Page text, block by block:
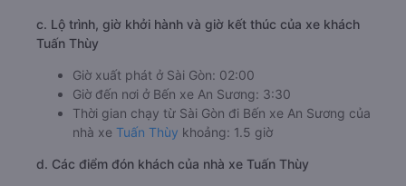
c. Lộ trình, giờ khởi hành và giờ kết thúc của xe khách
Tuấn Thùy
Giờ xuất phát ở Sài Gòn: 02:00
Giờ đến nơi ở Bến xe An Sương: 3:30
Thời gian chạy từ Sài Gòn đi Bến xe An Sương của
nhà xe Tuấn Thùy khoảng: 1.5 giờ
d. Các điểm đón khách của nhà xe Tuấn Thùy